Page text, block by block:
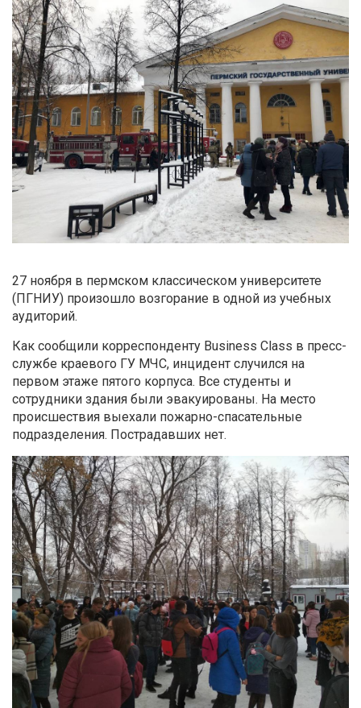
27 ноября в пермском классическом университете
(ПГНИУ) произошло возгорание в одной из учебных
аудиторий.
Как сообщили корреспонденту Business Class в пресс-
службе краевого ГУ МЧС, инцидент случился на
первом этаже пятого корпуса. Все студенты и
сотрудники здания были эвакуированы. На место
происшествия выехали пожарно-спасательные
подразделения. Пострадавших нет.